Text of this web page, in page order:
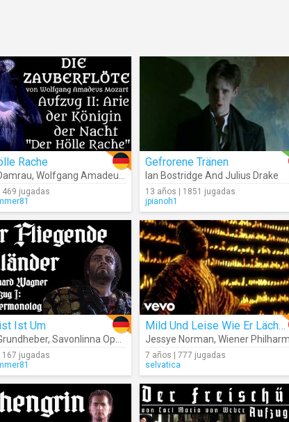
Royal Opera House,Wolfgang Amadeus Mozart
Rache
, Wolfgang Amadeus Mozart Orchestra Of The Royal
469 jugadas
Gefrorene Tränen
Ian Bostridge And Julius Drake
13 años | 1851 jugadas
jpianoh1
Ist Um
, Savonlinna Opera Festival Orchestra , Leif Segerstam
167 jugadas
Mild Und Leise Wie Er Lächelt (Isoldes Liebestod)
Jessye Norman, Wiener Philharmoniker
7 años | 777 jugadas
selvatica